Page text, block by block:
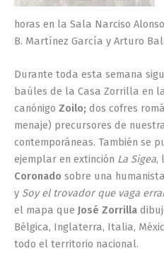
horas en la Sala Narciso
B. Martínez García y Arturo
Durante toda esta semana
baúles de la Casa Zorrilla en
canónigo Zoilo; dos cofres
menaje) precursores de
contemporáneas. También se
ejemplar en extinción La Sigea,
Coronado sobre una
y Soy el trovador que vaga
el mapa que José Zorrilla
Bélgica, Inglaterra, Italia,
todo el territorio nacional.